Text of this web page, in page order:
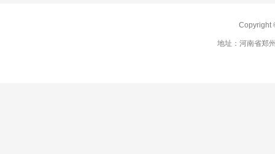
Copyright
地址：河南省郑